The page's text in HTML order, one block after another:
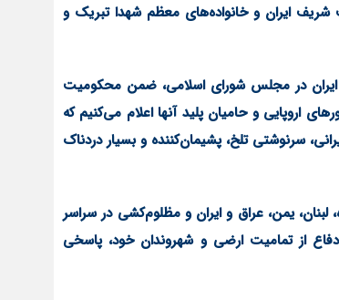
شریف ایران و خانواده‌های معظم شهدا تبریک و
ایران در مجلس شورای اسلامی، ضمن محکومیت
اروپایی و حامیان پلید آنها اعلام می‌کنیم که
سرنوشتی تلخ، پشیمان‌کننده و بسیار دردناک
یمن، عراق و ایران و مظلوم‌کشی در سراسر
از تمامیت ارضی و شهروندان خود، پاسخی